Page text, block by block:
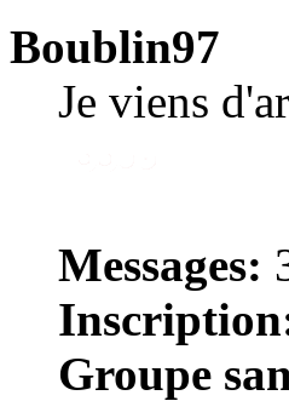
Boublin97
Je viens
Messages:
Groupe